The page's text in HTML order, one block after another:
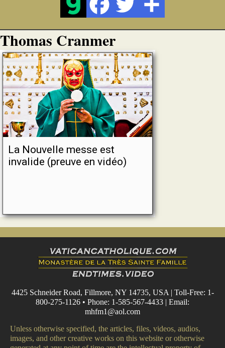
Thomas Cranmer
La Nouvelle messe est
invalide (preuve en vidéo)
4425 Schneider Road, Fillmore, NY 14735, USA | Toll-Free: 1-
800-275-1126 • Phone: 1-585-567-4433 | Email:
mhfm1@aol.com
Unless otherwise specified, the articles, files, videos, audios,
images, and other creative works on this website or otherwise